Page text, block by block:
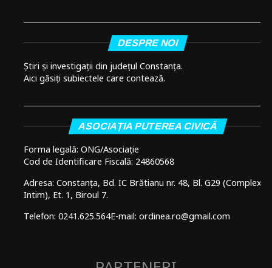
DESPRE NOI
Știri și investigații din județul Constanța.
Aici găsiți subiectele care contează.
ASOCIAȚIA PUTEREA CIVICĂ
Forma legală: ONG/Asociație
Cod de Identificare Fiscală: 24860568
Adresa: Constanța, Bd. IC Brătianu nr. 48, Bl. G29 (Complex
Intim), Et. 1, Biroul 7.
Telefon: 0241.625.564E-mail: ordinea.ro@gmail.com